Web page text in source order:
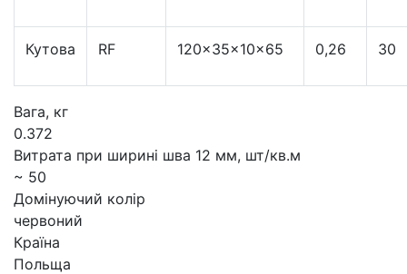
Кутова RF 120×35×10×65 0,26 30
Вага, кг
0.372
Витрата при ширині шва 12 мм, шт/кв.м
~ 50
Домінуючий колір
червоний
Країна
Польща